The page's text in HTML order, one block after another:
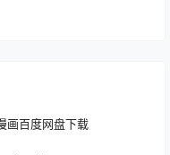
画百度网盘下载